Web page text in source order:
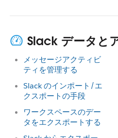
Slack データと
メッセージアクティビ
ティを管理する
Slack のインポート/エ
クスポートの手段
ワークスペースのデー
タをエクスポートする